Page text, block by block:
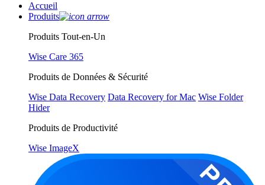
Accueil
Produits
Produits Tout-en-Un
Wise Care 365
Produits de Données & Sécurité
Wise Data Recovery Data Recovery for Mac Wise Folder
Hider
Produits de Productivité
Wise ImageX